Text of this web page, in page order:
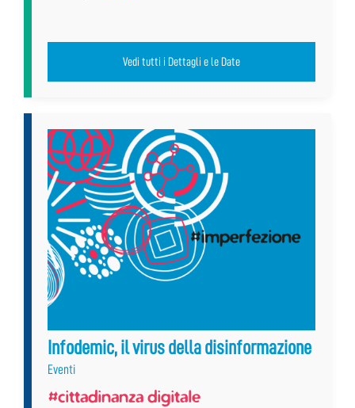
Vedi tutti i Dettagli e le Date
Infodemic, il virus della disinformazione
Eventi
#cittadinanza digitale